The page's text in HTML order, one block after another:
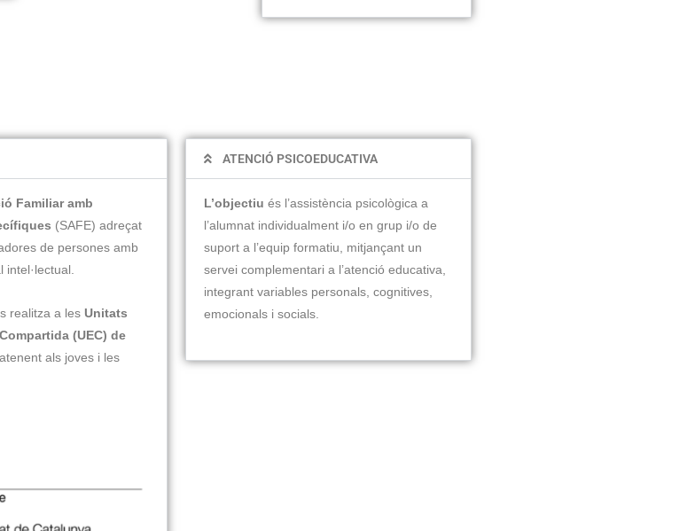
Familiar amb
(SAFE)adreçat
de persones amb
realitza a les Unitats
(UEC) de
, atenent als joves i les
ATENCIÓ PSICOEDUCATIVA
L’objectiu és l’assistència psicològica a
l’alumnat individualment i/o en grup i/o de
suport a l’equip formatiu, mitjançant un
servei complementari a l’atenció educativa,
integrant variables personals, cognitives,
emocionals i socials.